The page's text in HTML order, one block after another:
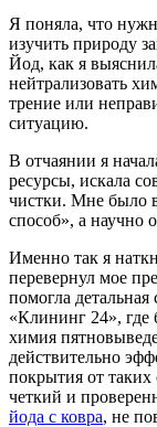
Я поняла, что
изучить природу
Йод, как я
нейтрализовать
трение или
ситуацию.
В отчаянии я
ресурсы, искала
чистки. Мне было
способ», а научно
Именно так я
перевернул мое
помогла
«Клининг 24», где
химия
действительно
покрытия от таких
четкий и
йода с ковра, не